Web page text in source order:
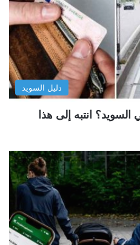
دليل السويد
انتبه إلى هذا